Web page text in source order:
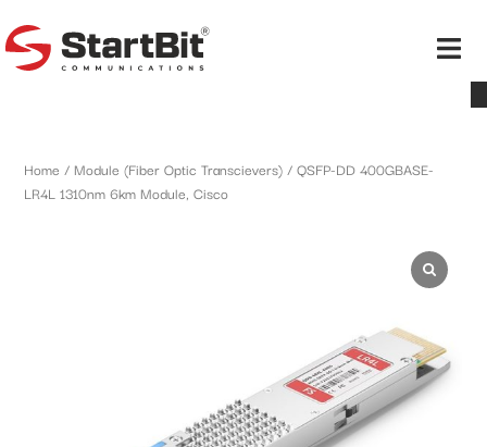
Home / Module (Fiber Optic Transcievers) / QSFP-DD 400GBASE-
LR4L 1310nm 6km Module, Cisco